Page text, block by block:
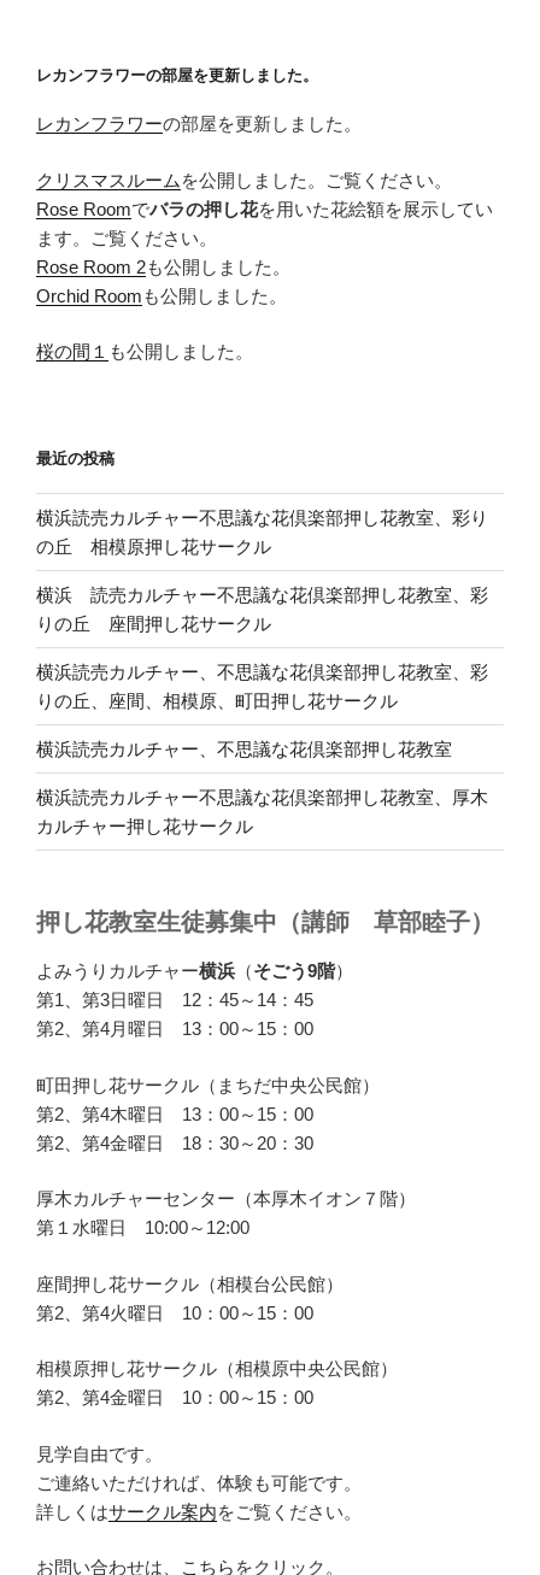
ン
レカンフラワーの部屋を更新しました。
レカンフラワーの部屋を更新しました。
クリスマスルーム を公開しました。ご覧ください。
Rose Roomでバラの押し花を用いた花絵額を展示してい
ます。ご覧ください。
Rose Room 2も公開しました。
Orchid Room も公開しました。
桜の間１ も公開しました。
最近の投稿
横浜読売カルチャー不思議な花倶楽部押し花教室、彩り
の丘 相模原押し花サークル
横浜 読売カルチャー不思議な花倶楽部押し花教室、彩
りの丘 座間押し花サークル
横浜読売カルチャー、不思議な花倶楽部押し花教室、彩
りの丘、座間、相模原、町田押し花サークル
横浜読売カルチャー、不思議な花倶楽部押し花教室
横浜読売カルチャー不思議な花倶楽部押し花教室、厚木
カルチャー押し花サークル
押し花教室生徒募集中（講師 草部睦子）
よみうりカルチャー横浜 （そごう9階）
第1、第3日曜日 12：45～14：45
第2、第4月曜日 13：00～15：00
町田押し花サークル（まちだ中央公民館）
第2、第4木曜日 13：00～15：00
第2、第4金曜日 18：30～20：30
厚木カルチャーセンター（本厚木イオン７階）
第１水曜日 10:00～12:00
座間押し花サークル（相模台公民館）
第2、第4火曜日 10：00～15：00
相模原押し花サークル（相模原中央公民館）
第2、第4金曜日 10：00～15：00
見学自由です。
ご連絡いただければ、体験も可能です。
詳しくはサークル案内をご覧ください。
お問い合わせは、 こちら をクリック。